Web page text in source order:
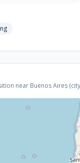
near Buenos Aires